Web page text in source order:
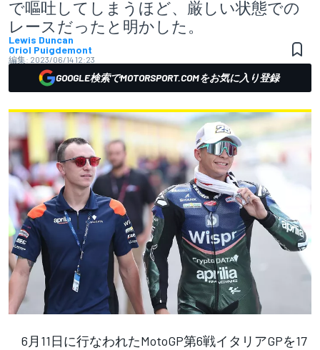
で嘔吐してしまうほど、厳しい状態での
レースだったと明かした。
Lewis Duncan
Oriol Puigdemont
編集: 2023/06/14 12:23
GOOGLE検索でMOTORSPORT.COMをお気に入り登録
6月11日に行なわれたMotoGP第6戦イタリアGPを17